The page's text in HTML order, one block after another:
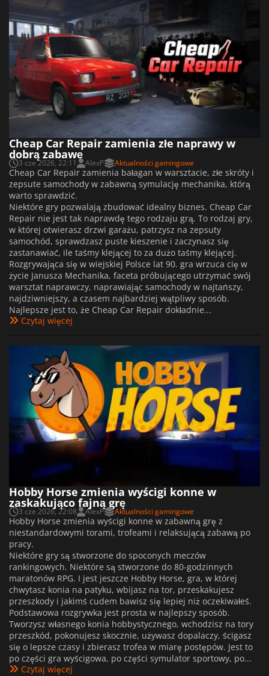
Cheap Car Repair zamienia złe naprawy w
dobrą zabawę
3 cze 2026, 22:11 AlexP Aktualności gamingowe
Cheap Car Repair zamienia bałagan w warsztacie, złe skróty i
zepsute samochody w zabawną symulację mechanika, którą
warto sprawdzić.
Niektóre gry pozwalają zbudować idealny biznes. Cheap Car
Repair nie jest tak naprawdę tego rodzaju grą. To rodzaj gry,
w której otwierasz drzwi garażu, patrzysz na zepsuty
samochód, sprawdzasz puste kieszenie i zaczynasz się
zastanawiać, ile taśmy klejącej to za dużo taśmy klejącej.
Rozgrywająca się w wiejskiej Polsce lat 90. gra wrzuca cię w
życie Janusza Mechanika, faceta próbującego utrzymać swój
warsztat naprawczy, naprawiając samochody w najtańszy,
najdziwniejszy, a czasem najbardziej wątpliwy sposób.
Najlepsze jest to, że Cheap Car Repair dokładnie...
Czytaj więcej
Hobby Horse zmienia wyścigi konne w
zaskakująco fajną grę
3 cze 2026, 22:08 AlexP Aktualności gamingowe
Hobby Horse zmienia wyścigi konne w zabawną grę z
niestandardowymi torami, trofeami i relaksującą zabawą po
pracy.
Niektóre gry są stworzone do spoconych meczów
rankingowych. Niektóre są stworzone do 80-godzinnych
maratonów RPG. I jest jeszcze Hobby Horse, gra, w której
chwytasz konia na patyku, wbijasz na tor, przeskakujesz
przeszkody i jakimś cudem bawisz się lepiej niż oczekiwałeś.
Podstawowa rozgrywka jest prosta w najlepszy sposób.
Tworzysz własnego konia hobbystycznego, wchodzisz na tory
przeszkód, pokonujesz skocznie, używasz dopalaczy, ścigasz
się o lepsze czasy i zbierasz trofea w miarę postępów. Jest to
po części gra wyścigowa, po części symulator sportowy, po...
Czytaj więcej